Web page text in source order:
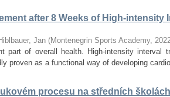
after 8 Weeks of High-intensity
Jan (Montenegrin Sports Academy,
part of overall health. High-intensity interval
proven as a functional way of developing
procesu na středních